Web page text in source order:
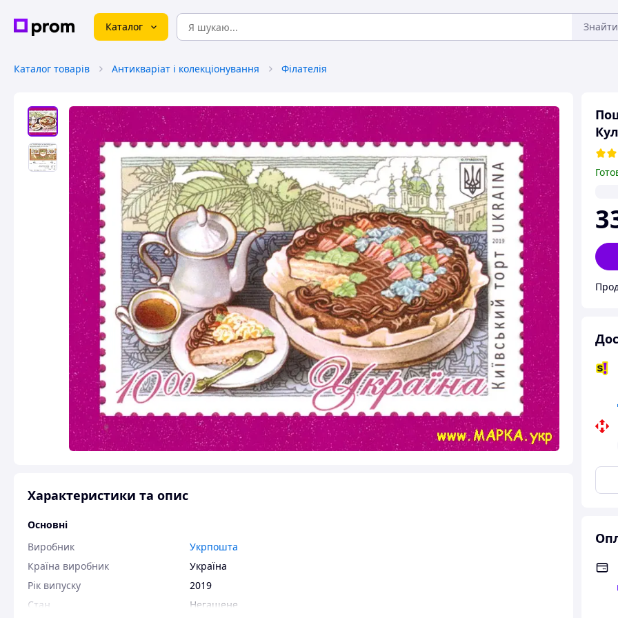
Каталог Знайти
Каталог товарів Антикваріат і колекціонування Філателія
Характеристики та опис
Основні
Виробник
Укрпошта
Країна виробник
Україна
Рік випуску
2019
Стан
Негашене